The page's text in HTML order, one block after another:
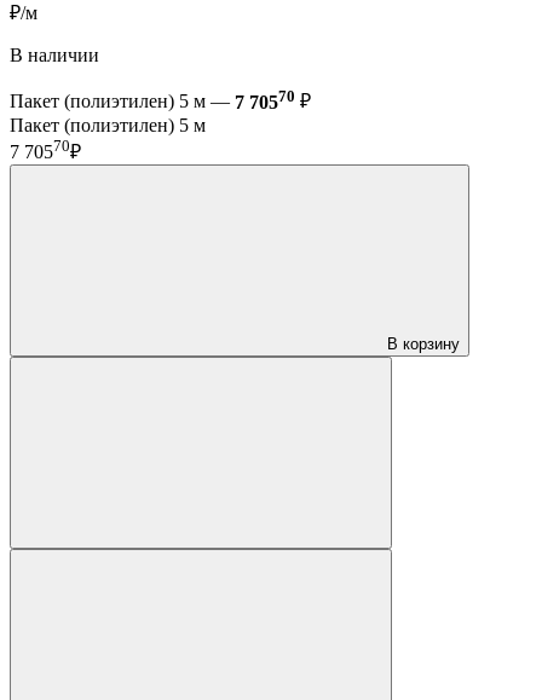
₽/м
В наличии
Пакет (полиэтилен) 5 м — 7 70570 ₽
Пакет (полиэтилен) 5 м
7 70570₽
В корзину